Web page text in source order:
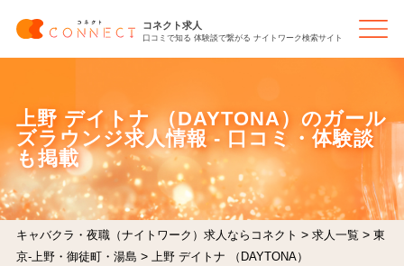
コネクト求人
口コミで知る 体験談で繋がる ナイトワーク検索サイト
上野 デイトナ （DAYTONA）のガール
ズラウンジ求人情報 - 口コミ・体験談
も掲載
キャバクラ・夜職（ナイトワーク）求人ならコネクト > 求人一覧 > 東
京-上野・御徒町・湯島 > 上野 デイトナ （DAYTONA）